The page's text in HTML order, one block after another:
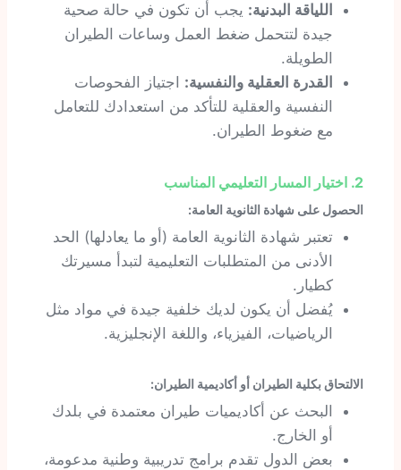
اللياقة البدنية: يجب أن تكون في حالة صحية
جيدة لتتحمل ضغط العمل وساعات الطيران
الطويلة.
القدرة العقلية والنفسية: اجتياز الفحوصات
النفسية والعقلية للتأكد من استعدادك للتعامل
مع ضغوط الطيران.
2. اختيار المسار التعليمي المناسب
الحصول على شهادة الثانوية العامة:
تعتبر شهادة الثانوية العامة (أو ما يعادلها) الحد
الأدنى من المتطلبات التعليمية لتبدأ مسيرتك
كطيار.
يُفضل أن يكون لديك خلفية جيدة في مواد مثل
الرياضيات، الفيزياء، واللغة الإنجليزية.
الالتحاق بكلية الطيران أو أكاديمية الطيران:
البحث عن أكاديميات طيران معتمدة في بلدك
أو الخارج.
بعض الدول تقدم برامج تدريبية وطنية مدعومة،